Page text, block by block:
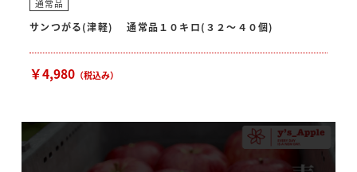
通常品
サンつがる(津軽) 通常品１０キロ(３２〜４０個)
￥4,980 （税込み）